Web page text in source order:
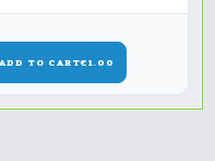
ADD TO CART€1.00